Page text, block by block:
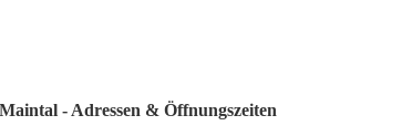
- Adressen & Öffnungszeiten